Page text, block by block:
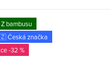
bambusu
Česká značka
-32 %